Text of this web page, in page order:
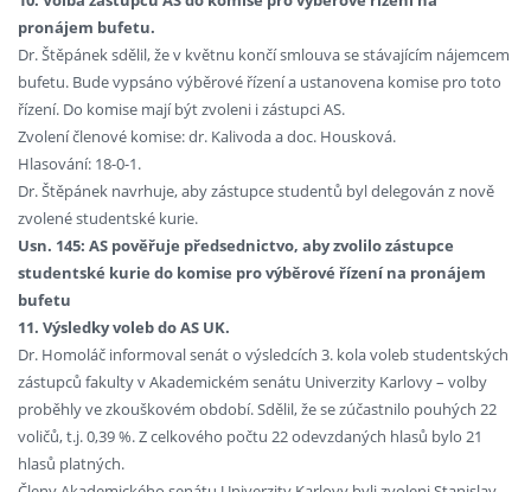
pronájem bufetu.
Dr. Štěpánek sdělil, že v květnu končí smlouva se stávajícím nájemcem
bufetu. Bude vypsáno výběrové řízení a ustanovena komise pro toto
řízení. Do komise mají být zvoleni i zástupci AS.
Zvolení členové komise: dr. Kalivoda a doc. Housková.
Hlasování: 18-0-1.
Dr. Štěpánek navrhuje, aby zástupce studentů byl delegován z nově
zvolené studentské kurie.
Usn. 145: AS pověřuje předsednictvo, aby zvolilo zástupce
studentské kurie do komise pro výběrové řízení na pronájem
bufetu
11. Výsledky voleb do AS UK.
Dr. Homoláč informoval senát o výsledcích 3. kola voleb studentských
zástupců fakulty v Akademickém senátu Univerzity Karlovy – volby
proběhly ve zkouškovém období. Sdělil, že se zúčastnilo pouhých 22
voličů, t.j. 0,39 %. Z celkového počtu 22 odevzdaných hlasů bylo 21
hlasů platných.